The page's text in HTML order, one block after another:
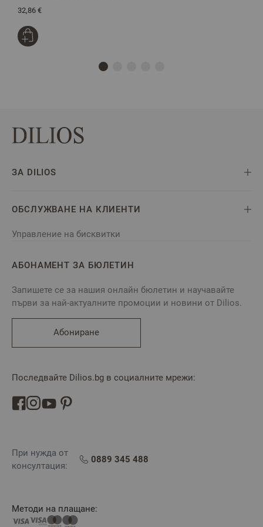
32,86 €
ЗА DILIOS
ОБСЛУЖВАНЕ НА КЛИЕНТИ
Управление на бисквитки
АБОНАМЕНТ ЗА БЮЛЕТИН
Запишете се за нашия онлайн бюлетин и научавайте
първи за най-актуалните промоции и новини от Dilios.
Абониране
Последвайте Dilios.bg в социалните мрежи:
При нужда от
консултация:
0889 345 488
Методи на плащане: